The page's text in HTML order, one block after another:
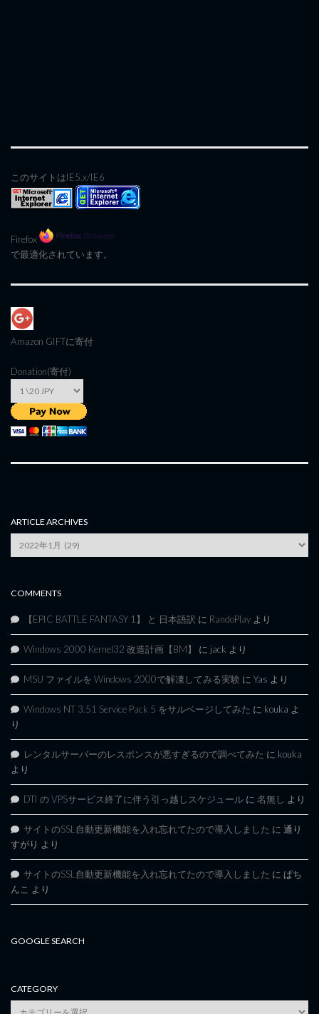
このサイトはIE5.x/IE6
Firefox
で最適化されています。
Amazon GIFTに寄付
Donation(寄付)
ARTICLE ARCHIVES
Archives
COMMENTS
【EPIC BATTLE FANTASY 1】 と 日本語訳 に RandoPlay より
Windows 2000 Kernel32 改造計画【BM】 に jack より
MSU ファイルを Windows 2000で解凍してみる実験 に Yas より
Windows NT 3.51 Service Pack 5 をサルベージしてみた に kouka よ
り
レンタルサーバーのレスポンスが悪すぎるので調べてみた に kouka
より
DTI の VPSサービス終了に伴う引っ越しスケジュール に 名無し より
サイトのSSL自動更新機能を入れ忘れてたので導入しました に 通り
すがり より
サイトのSSL自動更新機能を入れ忘れてたので導入しました に ぱち
んこ より
GOOGLE SEARCH
CATEGORY
category